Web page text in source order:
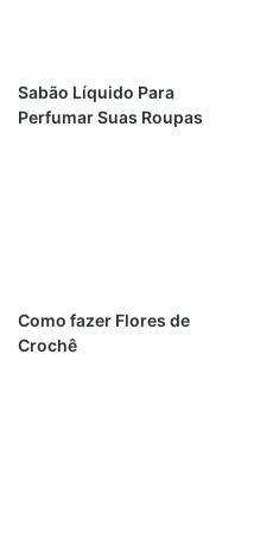
Sabão Líquido Para
Perfumar Suas Roupas
Como fazer Flores de
Crochê